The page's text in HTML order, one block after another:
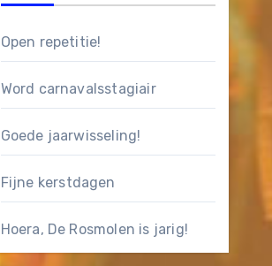
Open repetitie!
Word carnavalsstagiair
Goede jaarwisseling!
Fijne kerstdagen
Hoera, De Rosmolen is jarig!